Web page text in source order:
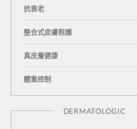
抗衰老
整合式皮膚照護
真皮層健康
體重控制
DERMATOLOGIC